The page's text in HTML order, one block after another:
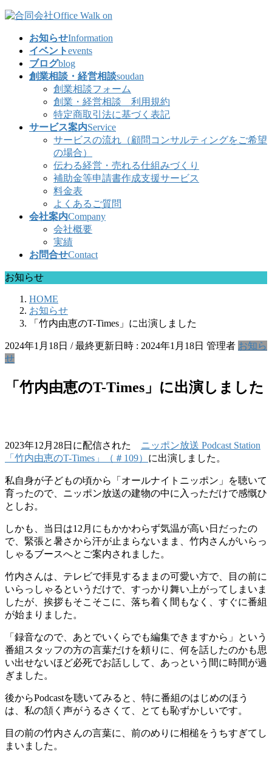
コ
ナ
お知らせInformation
イベントevents
ブログblog
創業相談・経営相談soudan
創業相談フォーム
創業・経営相談 利用規約
特定商取引法に基づく表記
サービス案内Service
サービスの流れ（顧問コンサルティングをご希望
の場合）
伝わる経営・売れる仕組みづくり
補助金等申請書作成支援サービス
料金表
よくあるご質問
会社案内Company
会社概要
実績
お問合せContact
お知らせ
HOME
お知らせ
「竹内由恵のT-Times」に出演しました
2024年1月18日 / 最終更新日時 : 2024年1月18日 管理者 お知ら
せ
「竹内由恵のT-Times」に出演しました
2023年12月28日に配信された ニッポン放送 Podcast Station
「竹内由恵のT-Times」（＃109） に出演しました。
私自身が子どもの頃から「オールナイトニッポン」を聴いて
育ったので、ニッポン放送の建物の中に入っただけで感慨ひ
としお。
しかも、当日は12月にもかかわらず気温が高い日だったの
で、緊張と暑さから汗が止まらないまま、竹内さんがいらっ
しゃるブースへとご案内されました。
竹内さんは、テレビで拝見するままの可愛い方で、目の前に
いらっしゃるというだけで、すっかり舞い上がってしまいま
したが、挨拶もそこそこに、落ち着く間もなく、すぐに番組
が始まりました。
「録音なので、あとでいくらでも編集できますから」という
番組スタッフの方の言葉だけを頼りに、何を話したのかも思
い出せないほど必死でお話しして、あっという間に時間が過
ぎました。
後からPodcastを聴いてみると、特に番組のはじめのほう
は、私の頷く声がうるさくて、とても恥ずかしいです。
目の前の竹内さんの言葉に、前のめりに相槌をうちすぎてし
まいました。